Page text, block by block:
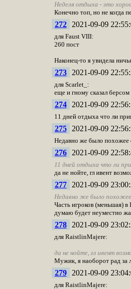
Неделя отдыха - это
Конечно топ, но не когда
272 2021-09-09
для Faust VIII:
260 пост
Наконец-то я увидела
273 2021-09-09
для Scarlet_:
еще и гному сказал
274 2021-09-09
11 дней отдыха что ли
275 2021-09-09
Недавно же было похожее
276 2021-09-09
11 дней отдыха что ли
да не нойте, гл ивент
277 2021-09-09
Недавно же было
Часть игроков (меньшая)
думаю будет неуместно
278 2021-09-09
для RaistlinMajere:
да не нойте, гл ивент
Мужик, я наоборот рад за
279 2021-09-09
для RaistlinMajere: